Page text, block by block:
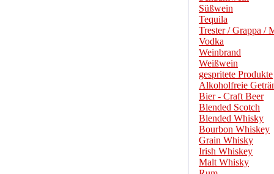
Süßwein
Tequila
Trester / Grappa /
Vodka
Weinbrand
Weißwein
gespritete Produkte
Alkoholfreie
Bier - Craft Beer
Blended Scotch
Blended Whisky
Bourbon Whiskey
Grain Whisky
Irish Whiskey
Malt Whisky